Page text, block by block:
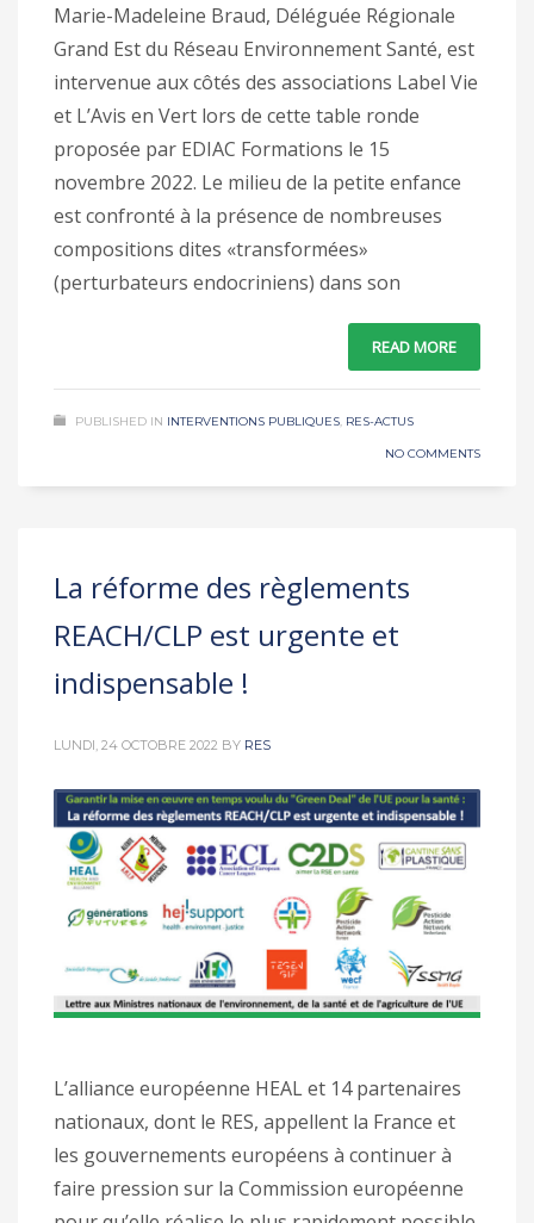
Marie-Madeleine Braud, Déléguée Régionale
Grand Est du Réseau Environnement Santé, est
intervenue aux côtés des associations Label Vie
et L’Avis en Vert lors de cette table ronde
proposée par EDIAC Formations le 15
novembre 2022. Le milieu de la petite enfance
est confronté à la présence de nombreuses
compositions dites «transformées»
(perturbateurs endocriniens) dans son
READ MORE
PUBLISHED IN INTERVENTIONS PUBLIQUES, RES-ACTUS
NO COMMENTS
La réforme des règlements
REACH/CLP est urgente et
indispensable !
LUNDI, 24 OCTOBRE 2022 BY RES
L’alliance européenne HEAL et 14 partenaires
nationaux, dont le RES, appellent la France et
les gouvernements européens à continuer à
faire pression sur la Commission européenne